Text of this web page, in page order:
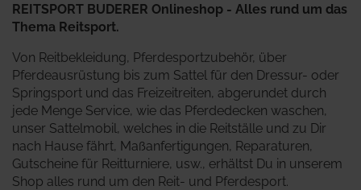
REITSPORT BUDERER Onlineshop - Alles rund um das
Thema Reitsport.
Von Reitbekleidung, Pferdesportzubehör, über
Pferdeausrüstung bis zum Sattel für den Dressur- oder
Springsport und das Freizeitreiten, abgerundet durch
jede Menge Service, wie das Pferdedecken waschen,
unser Sattelmobil, welches in die Reitställe und zu Dir
nach Hause fährt, Maßanfertigungen, Reparaturen,
Gutscheine für Reitturniere, usw., erhältst Du in unserem
Shop alles rund um den Reit- und Pferdesport.